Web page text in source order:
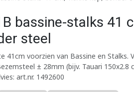
bassine-stalks 41
steel
41cm voorzien van Bassine en Stalks.
± 28mm (bijv. Tauari 150x2.8
art.nr. 1492600